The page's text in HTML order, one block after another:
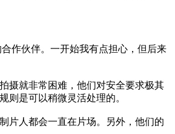
作伙伴。一开始我有点担心，但后来
摄就非常困难，他们对安全要求极其
是可以稍微灵活处理的。
片人都会一直在片场。另外，他们的